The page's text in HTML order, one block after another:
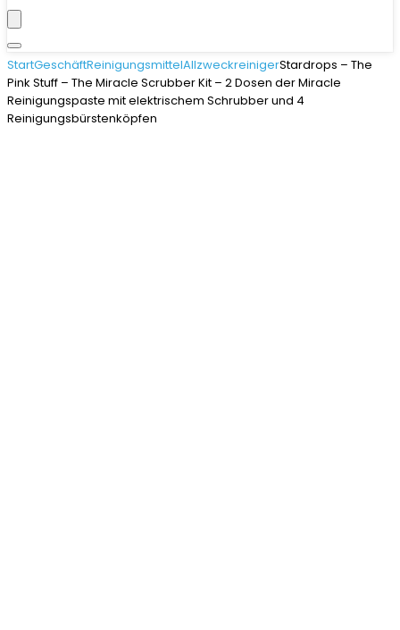
StartGeschäftReinigungsmittelAllzweckreinigerStardrops – The
Pink Stuff – The Miracle Scrubber Kit – 2 Dosen der Miracle
Reinigungspaste mit elektrischem Schrubber und 4
Reinigungsbürstenköpfen